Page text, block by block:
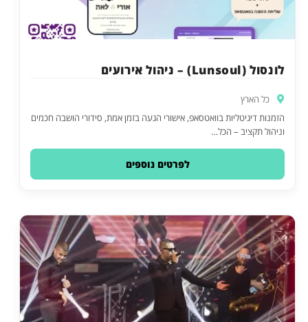
לונסול (Lunsoul) – ניהול אירועים
כל הארץ
הזמנות דיגיטליות בוואטסאפ, אישורי הגעה בזמן אמת, סידורי הושבה חכמים
וניהול תקציב – הכל…
לפרטים נוספים